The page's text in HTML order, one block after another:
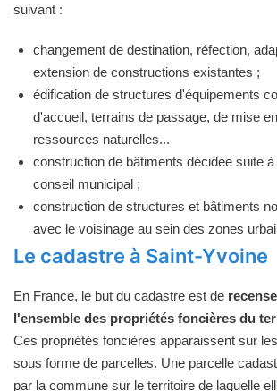
suivant :
changement de destination, réfection,
extension de constructions existantes ;
édification de structures d'équipements
d'accueil, terrains de passage, de mise
ressources naturelles...
construction de bâtiments décidée suite
conseil municipal ;
construction de structures et bâtiments
avec le voisinage au sein des zones
Le cadastre à Saint-Yvoine
En France, le but du cadastre est de
l'ensemble des propriétés foncières du
Ces propriétés foncières apparaissent sur
sous forme de parcelles. Une parcelle
par la commune sur le territoire de laquelle